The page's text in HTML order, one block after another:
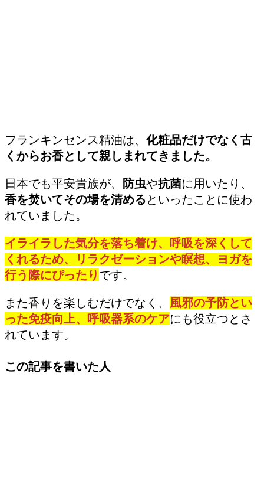
フランキンセンス精油は、 化粧品だけでなく古
くからお香として親しまれてきました。
日本でも平安貴族が、 防虫や抗菌に用いたり、
香を焚いてその場を清めるといったことに使わ
れていました。
イライラした気分を落ち着け、呼吸を深くして
くれるため、リラクゼーションや瞑想、ヨガを
行う際にぴったり です。
また香りを楽しむだけでなく、 風邪の予防とい
った免疫向上、呼吸器系のケアにも役立つとさ
れています。
この記事を書いた人